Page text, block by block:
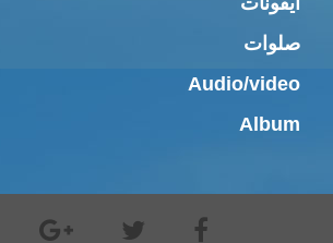
صلوات
Audio/video
Album